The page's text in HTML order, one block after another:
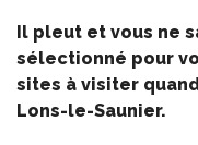
Il pleut et vous ne
sélectionné pour
sites à visiter
Lons-le-Saunier.